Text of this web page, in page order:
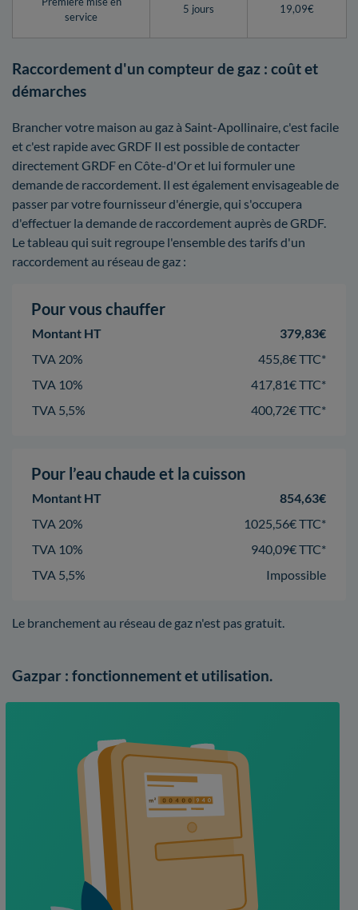
service
5 jours 19,09€
Raccordement d'un compteur de gaz : coût et
démarches
Brancher votre maison au gaz à Saint-Apollinaire, c'est facile
et c'est rapide avec GRDF Il est possible de contacter
directement GRDF en Côte-d'Or et lui formuler une
demande de raccordement. Il est également envisageable de
passer par votre fournisseur d'énergie, qui s'occupera
d'effectuer la demande de raccordement auprès de GRDF.
Le tableau qui suit regroupe l'ensemble des tarifs d'un
raccordement au réseau de gaz :
Pour vous chauffer
Montant HT
379,83€
TVA 20%
455,8€ TTC*
TVA 10%
417,81€ TTC*
TVA 5,5%
400,72€ TTC*
Pour l’eau chaude et la cuisson
Montant HT
854,63€
TVA 20%
1025,56€ TTC*
TVA 10%
940,09€ TTC*
TVA 5,5%
Impossible
Le branchement au réseau de gaz n'est pas gratuit.
Gazpar : fonctionnement et utilisation.